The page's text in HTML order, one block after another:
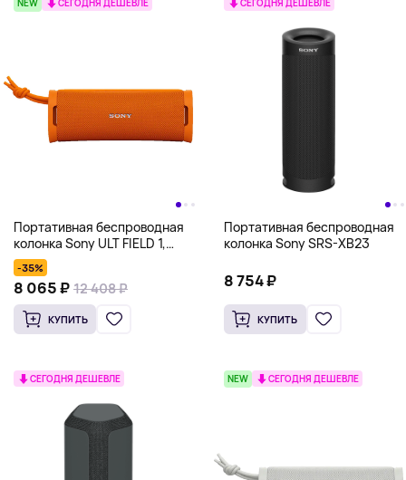
Портативная беспроводная
колонка Sony ULT FIELD 1,
оранжевый
-35%
8 065 ₽ 12 408 ₽
КУПИТЬ
Портативная беспроводная
колонка Sony SRS-XB23
8 754 ₽
КУПИТЬ
СЕГОДНЯ ДЕШЕВЛЕ NEW СЕГОДНЯ ДЕШЕВЛЕ